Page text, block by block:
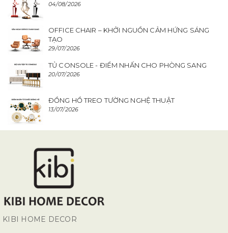
04/08/2026
OFFICE CHAIR – KHỞI NGUỒN CẢM HỨNG SÁNG
TẠO
29/07/2026
TỦ CONSOLE - ĐIỂM NHẤN CHO PHÒNG SANG
20/07/2026
ĐỒNG HỒ TREO TƯỜNG NGHỆ THUẬT
13/07/2026
KIBI HOME DECOR